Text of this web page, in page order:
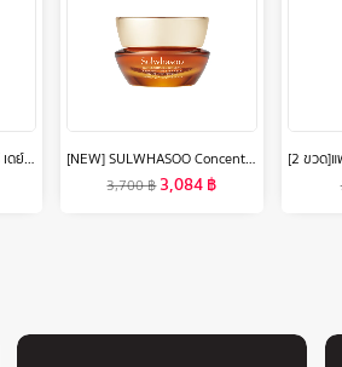
โซพ แอนด์ กลอรี่ แกลด แฮร์ เดย์ สมูทติ้ง เซรั่ม 100 มล.
[NEW] SULWHASOO Concentrated Ginseng Rejuvenating Eye Cream 15ml. โซลวาซู ครีมบำรุงรอบดวงตา ลดปัญหาริ้วรอยรอบดวงตา เพื่อผิวกระชับ เรียบเนียนยิ่งขึ้น ซัลวาซู (ปรับสูตรใหม่)
3,700฿3,084฿